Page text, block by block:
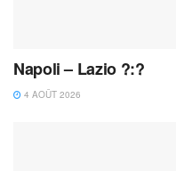
Napoli – Lazio ?:?
4 AOÛT 2026